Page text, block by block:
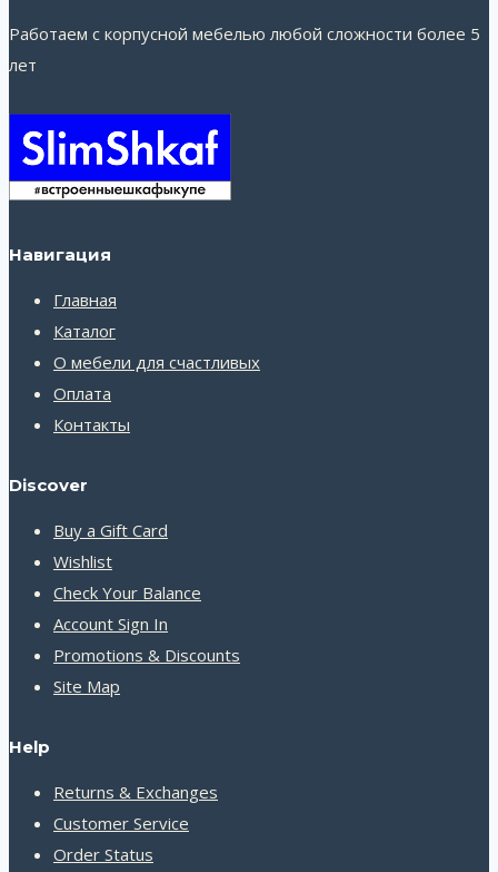
Работаем с корпусной мебелью любой сложности более 5
лет
Навигация
Главная
Каталог
О мебели для счастливых
Оплата
Контакты
Discover
Buy a Gift Card
Wishlist
Check Your Balance
Account Sign In
Promotions & Discounts
Site Map
Help
Returns & Exchanges
Customer Service
Order Status